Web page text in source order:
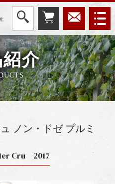
介
ノン・ドゼ プルミ
Cru 2017